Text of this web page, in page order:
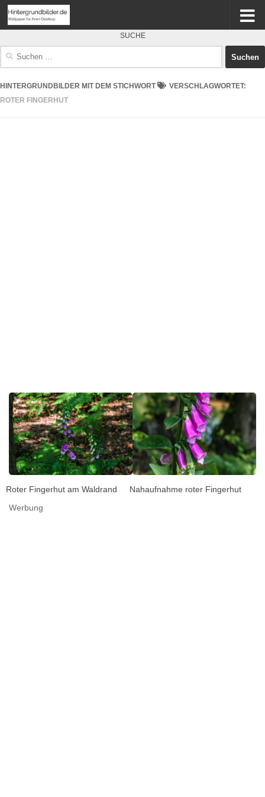
SUCHE
HINTERGRUNDBILDER MIT DEM STICHWORT
VERSCHLAGWORTET:
ROTER FINGERHUT
Roter Fingerhut am Waldrand
Nahaufnahme roter Fingerhut
Werbung